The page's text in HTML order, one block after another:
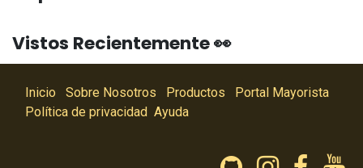
Vistos Recientemente 👀
Inicio Sobre Nosotros Productos
Portal Mayorista
Política de privacidad Ayuda